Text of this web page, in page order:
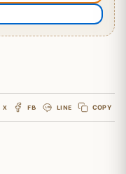
X FB LINE COPY